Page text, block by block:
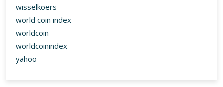
wisselkoers
world coin index
worldcoin
worldcoinindex
yahoo